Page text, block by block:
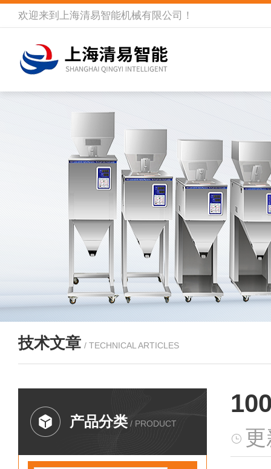
欢迎来到 上海清易智能机械有限公司 ！
技术文章 / TECHNICAL ARTICLES
产品分类 / PRODUCT